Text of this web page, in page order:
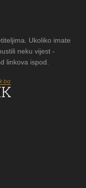
Ukoliko imate
neku vijest -
linkova ispod.